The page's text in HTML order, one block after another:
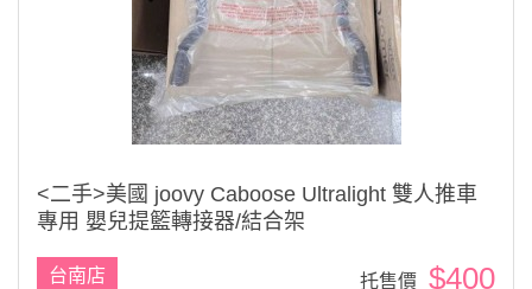
<二手>美國 joovy Caboose Ultralight 雙人推車
專用 嬰兒提籃轉接器/結合架
$400
托售價
台南店